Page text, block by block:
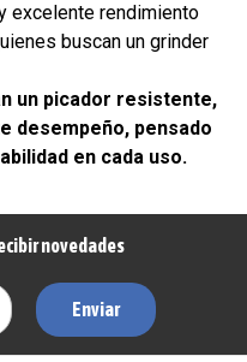
excelente rendimiento
buscan un grinder
un picador resistente,
desempeño, pensado
en cada uso.
novedades
Enviar